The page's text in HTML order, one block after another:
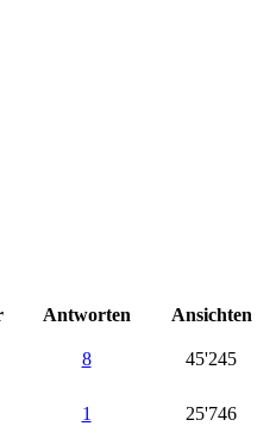
Antworten Ansichten
8 45'245
1 25'746